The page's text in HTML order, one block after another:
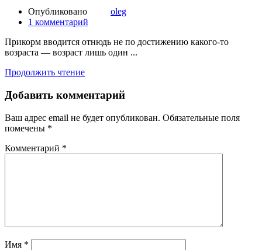
Опубликовано
oleg
1 комментарий
Прикорм вводится отнюдь не по достижению какого-то
возраста — возраст лишь один ...
Продолжить чтение
Добавить комментарий
Ваш адрес email не будет опубликован. Обязательные поля
помечены *
Комментарий *
Имя *